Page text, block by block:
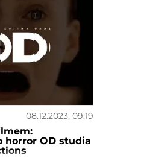
08.12.2023, 09:19
horror OD studia